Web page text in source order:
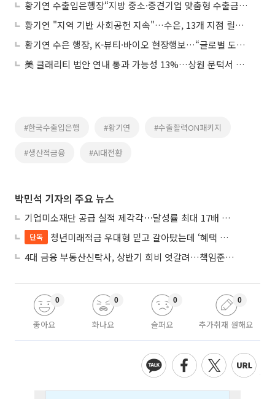
황기연 수출입은행장“지방 중소·중견기업 맞춤형 수출금융 확대"
황기연 "지역 기반 사회공헌 지속"…수은, 13개 지점 릴레이 봉사
황기연 수은 행장, K-뷰티·바이오 현장행보…“글로벌 도약 전폭 지원"
美 클래리티 법안 연내 통과 가능성 13%…상원 문턱서 제동
#한국수출입은행 #황기연 #수출활력ON패키지
#생산적금융 #AI대전환
박민석 기자의 주요 뉴스
기업미소재단 공급 실적 제각각⋯달성률 최대 17배 차이
단독
청년미래적금 우대형 믿고 갈아탔는데 ‘혜택 반토막’…심사 오류에 가입자 혼선
4대 금융 부동산신탁사, 상반기 희비 엇갈려…책임준공 손실 반영 시점이 갈랐다
좋아요
0
화나요
0
슬퍼요
0
추가취재 원해요
0